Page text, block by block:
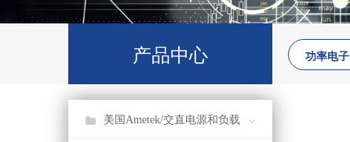
产品中心 功率电子
美国Ametek/交直电源和负载